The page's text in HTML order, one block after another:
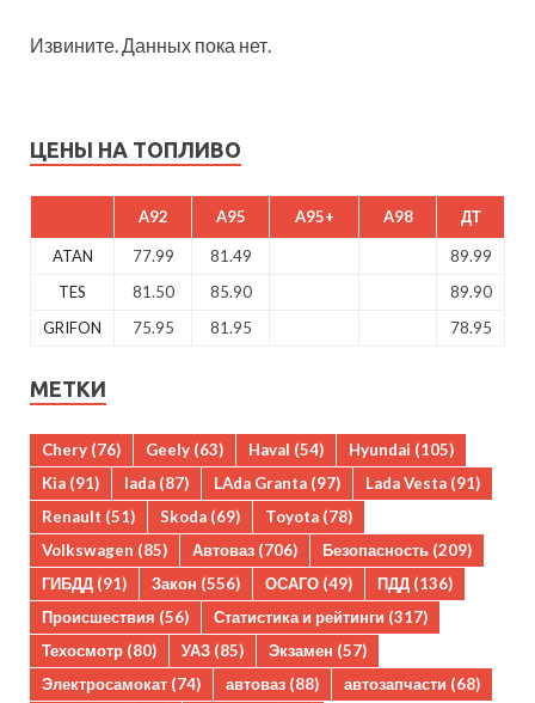
Извините. Данных пока нет.
ЦЕНЫ НА ТОПЛИВО
A92 A95 A95+ A98 ДТ
ATAN 77.99 81.49
89.99
TES
81.50 85.90
89.90
GRIFON
75.95 81.95 78.95
МЕТКИ
Chery (76) Geely (63) Haval (54) Hyundai (105)
Kia (91) lada (87) LAda Granta (97) Lada Vesta (91)
Renault (51) Skoda (69) Toyota (78)
Volkswagen (85) Автоваз (706) Безопасность (209)
ГИБДД (91) Закон (556) ОСАГО (49) ПДД (136)
Происшествия (56) Статистика и рейтинги (317)
Техосмотр (80) УАЗ (85) Экзамен (57)
Электросамокат (74) автоваз (88) автозапчасти (68)